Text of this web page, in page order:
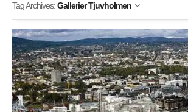
Tag Archives:Gallerier Tjuvholmen